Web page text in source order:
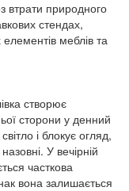
втрати природного
стендах,
меблів та
створює
сторони у денний
і блокує огляд,
У вечірній
часткова
вона залишається